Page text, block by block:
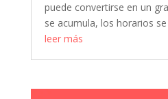
puede convertirse en un
se acumula, los horarios
leer más